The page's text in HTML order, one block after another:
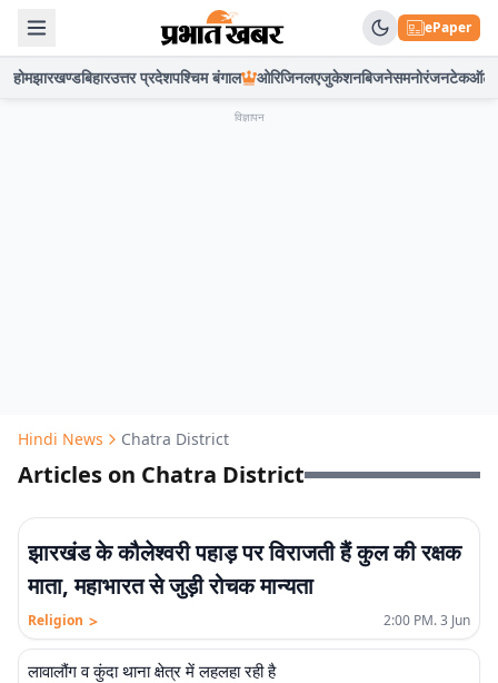
ePaper
होमझारखण्डबिहारउत्तर प्रदेशपश्चिम बंगाल ओरिजिनलएजुकेशनबिजनेसमनोरंजनटेकऑटो
विज्ञापन
Hindi News Chatra District
Articles on Chatra District
झारखंड के कौलेश्वरी पहाड़ पर विराजती हैं कुल की रक्षक
माता, महाभारत से जुड़ी रोचक मान्यता
Religion > 2:00 PM. 3 Jun
लावालौंग व कुंदा थाना क्षेत्र में लहलहा रही है